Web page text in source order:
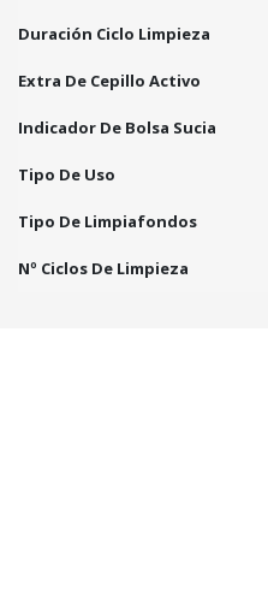
Duración Ciclo Limpieza
Extra De Cepillo Activo
Indicador De Bolsa Sucia
Tipo De Uso
Tipo De Limpiafondos
Nº Ciclos De Limpieza